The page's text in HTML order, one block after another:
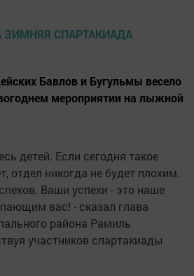
Бавлов и Бугульмы весело
мероприятии на лыжной
детей. Если сегодня такое
отдел никогда не будет плохим.
Ваши успехи - это наше
вас! - сказал глава
района Рамиль
участников спартакиады